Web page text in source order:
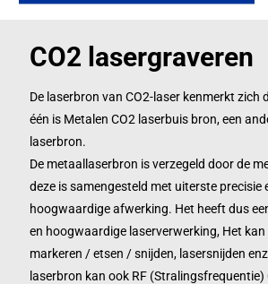
CO2 lasergraveren
De laserbron van CO2-laser kenmerkt zich
één is Metalen CO2 laserbuis bron, een
laserbron.
De metaallaserbron is verzegeld door de
deze is samengesteld met uiterste precisie
hoogwaardige afwerking. Het heeft dus
en hoogwaardige laserverwerking, Het
markeren / etsen / snijden, lasersnijden
laserbron kan ook RF (Stralingsfrequentie)